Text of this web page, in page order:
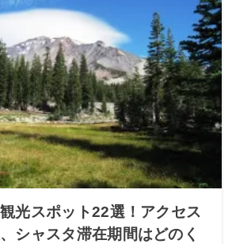
光スポット22選！アクセス
シャスタ滞在期間はどのく